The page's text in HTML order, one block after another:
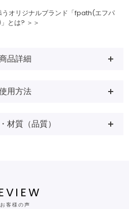
オリジナルブランド「fpath(エフパ
とは? ＞＞
品詳細
用方法
材質（品質）
お客様の声